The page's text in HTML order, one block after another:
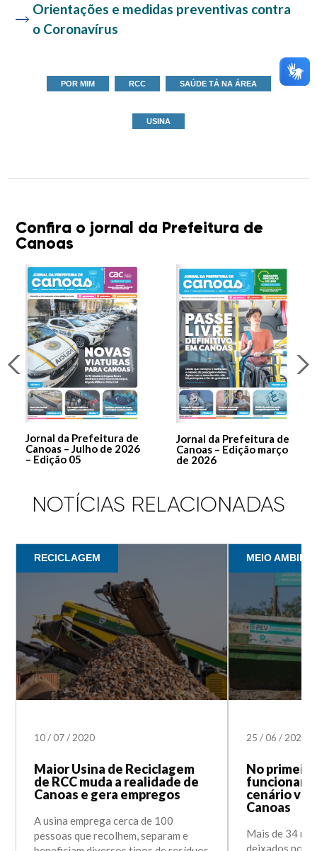
Orientações e medidas preventivas contra
o Coronavírus
POR MIM RCC SAÚDE TÁ NA ÁREA
USINA
Confira o jornal da Prefeitura de
Canoas
Jornal da Prefeitura de
Canoas – Julho de 2026
– Edição 05
Jornal da Prefeitura de
Canoas – Edição março
de 2026
NOTÍCIAS RELACIONADAS
RECICLAGEM
10/07/ 2020
Maior Usina de Reciclagem
de RCC muda a realidade de
Canoas e gera empregos
A usina emprega cerca de 100
pessoas que recolhem, separam e
MEIO
25/06/ 2020
No
cenário
Canoas
Mais de 34 mil
deixados nos